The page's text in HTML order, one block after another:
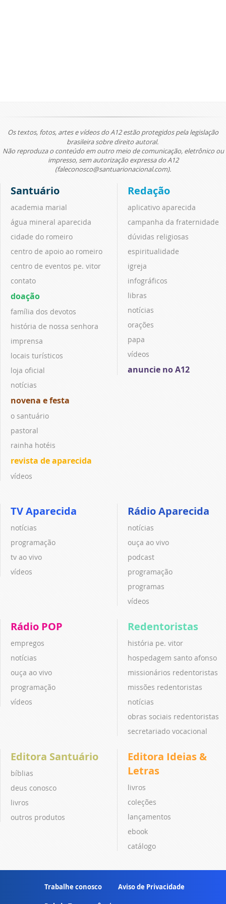
Os textos, fotos, artes e vídeos do A12 estão protegidos pela legislação
brasileira sobre direito autoral.
Não reproduza o conteúdo em outro meio de comunicação, eletrônico ou
impresso, sem autorização expressa do A12
(faleconosco@santuarionacional.com).
Santuário
academia marial
água mineral aparecida
cidade do romeiro
centro de apoio ao romeiro
centro de eventos pe. vitor
contato
doação
família dos devotos
história de nossa senhora
imprensa
locais turísticos
loja oficial
notícias
novena e festa
o santuário
pastoral
rainha hotéis
revista de aparecida
vídeos
Redação
aplicativo aparecida
campanha da fraternidade
dúvidas religiosas
espiritualidade
igreja
infográficos
libras
notícias
orações
papa
vídeos
anuncie no A12
TV Aparecida
notícias
programação
tv ao vivo
vídeos
Rádio Aparecida
notícias
ouça ao vivo
podcast
programação
programas
vídeos
Rádio POP
empregos
notícias
ouça ao vivo
programação
vídeos
Redentoristas
história pe. vitor
hospedagem santo afonso
missionários redentoristas
missões redentoristas
notícias
obras sociais redentoristas
secretariado vocacional
Editora Santuário
bíblias
deus conosco
livros
outros produtos
Editora Ideias &
Letras
livros
coleções
lançamentos
ebook
catálogo
Trabalhe conosco Aviso de Privacidade